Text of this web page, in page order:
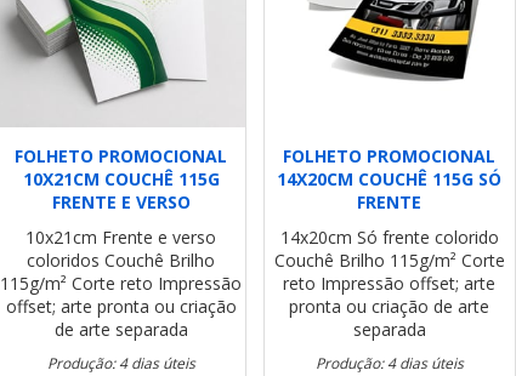
FOLHETO PROMOCIONAL
10X21CM COUCHÊ 115G
FRENTE E VERSO
10x21cm Frente e verso
coloridos Couchê Brilho
115g/m² Corte reto Impressão
offset; arte pronta ou criação
de arte separada
Produção: 4 dias úteis
FOLHETO PROMOCIONAL
14X20CM COUCHÊ 115G SÓ
FRENTE
14x20cm Só frente colorido
Couchê Brilho 115g/m² Corte
reto Impressão offset; arte
pronta ou criação de arte
separada
Produção: 4 dias úteis